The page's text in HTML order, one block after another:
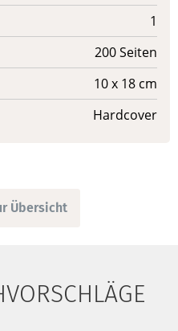
1
200 Seiten
10 x 18 cm
Hardcover
Übersicht